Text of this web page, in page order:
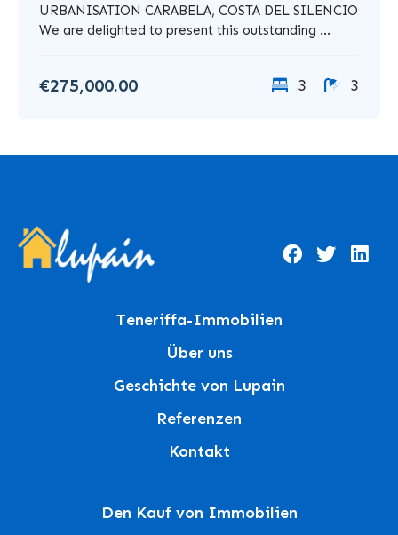
URBANISATION CARABELA, COSTA DEL SILENCIO
We are delighted to present this outstanding ...
€275,000.00 3 3
Teneriffa-Immobilien
Über uns
Geschichte von Lupain
Referenzen
Kontakt
Den Kauf von Immobilien